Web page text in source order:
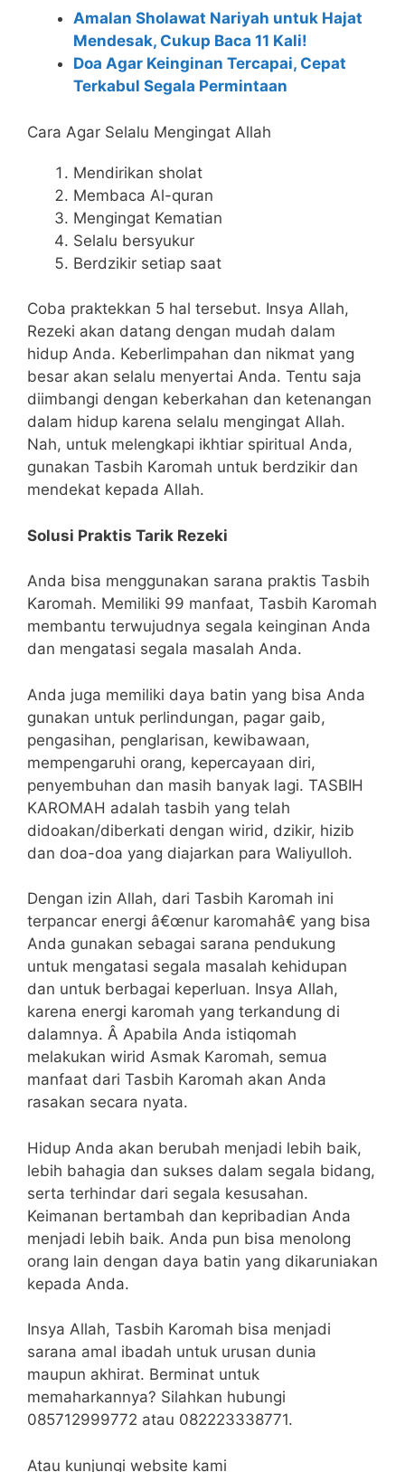
Amalan Sholawat Nariyah untuk Hajat
Mendesak, Cukup Baca 11 Kali!
Doa Agar Keinginan Tercapai, Cepat
Terkabul Segala Permintaan
Cara Agar Selalu Mengingat Allah
Mendirikan sholat
Membaca Al-quran
Mengingat Kematian
Selalu bersyukur
Berdzikir setiap saat
Coba praktekkan 5 hal tersebut. Insya Allah,
Rezeki akan datang dengan mudah dalam
hidup Anda. Keberlimpahan dan nikmat yang
besar akan selalu menyertai Anda. Tentu saja
diimbangi dengan keberkahan dan ketenangan
dalam hidup karena selalu mengingat Allah.
Nah, untuk melengkapi ikhtiar spiritual Anda,
gunakan Tasbih Karomah untuk berdzikir dan
mendekat kepada Allah.
Solusi Praktis Tarik Rezeki
Anda bisa menggunakan sarana praktis Tasbih
Karomah. Memiliki 99 manfaat, Tasbih Karomah
membantu terwujudnya segala keinginan Anda
dan mengatasi segala masalah Anda.
Anda juga memiliki daya batin yang bisa Anda
gunakan untuk perlindungan, pagar gaib,
pengasihan, penglarisan, kewibawaan,
mempengaruhi orang, kepercayaan diri,
penyembuhan dan masih banyak lagi. TASBIH
KAROMAH adalah tasbih yang telah
didoakan/diberkati dengan wirid, dzikir, hizib
dan doa-doa yang diajarkan para Waliyulloh.
Dengan izin Allah, dari Tasbih Karomah ini
terpancar energi â€œnur karomahâ€ yang bisa
Anda gunakan sebagai sarana pendukung
untuk mengatasi segala masalah kehidupan
dan untuk berbagai keperluan. Insya Allah,
karena energi karomah yang terkandung di
dalamnya. Â Apabila Anda istiqomah
melakukan wirid Asmak Karomah, semua
manfaat dari Tasbih Karomah akan Anda
rasakan secara nyata.
Hidup Anda akan berubah menjadi lebih baik,
lebih bahagia dan sukses dalam segala bidang,
serta terhindar dari segala kesusahan.
Keimanan bertambah dan kepribadian Anda
menjadi lebih baik. Anda pun bisa menolong
orang lain dengan daya batin yang dikaruniakan
kepada Anda.
Insya Allah, Tasbih Karomah bisa menjadi
sarana amal ibadah untuk urusan dunia
maupun akhirat. Berminat untuk
memaharkannya? Silahkan hubungi
085712999772 atau 082223338771.
Atau kunjungi website kami